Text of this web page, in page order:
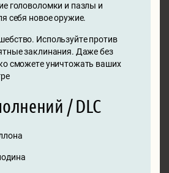
головоломки и пазлы и
себя новое оружие.
Используйте против
заклинания. Даже без
сможете уничтожать ваших
/ DLC